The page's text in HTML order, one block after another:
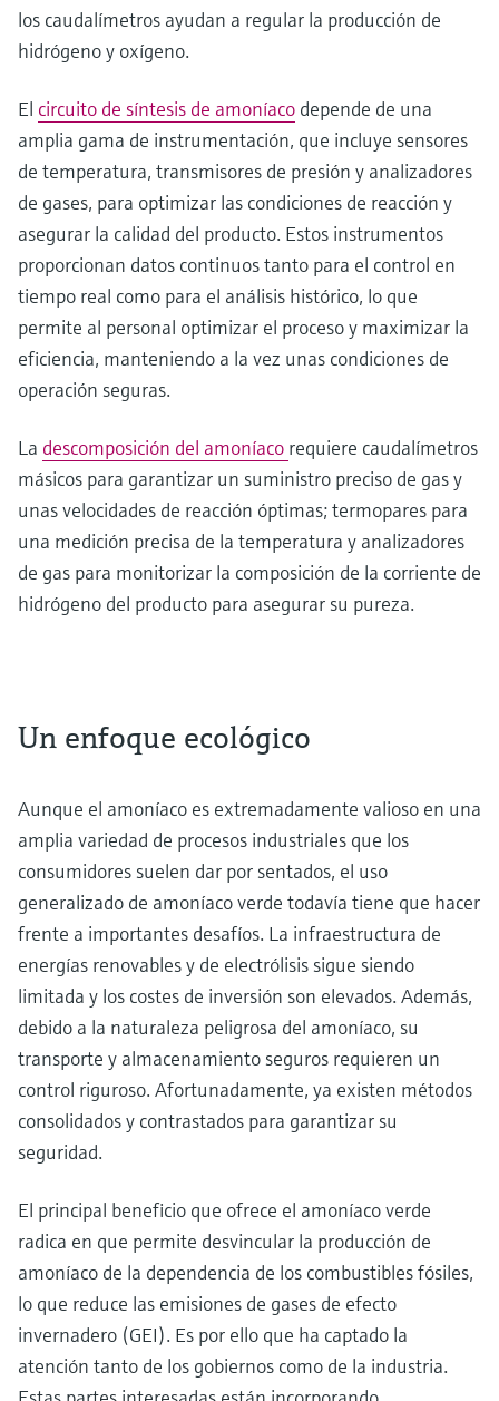
los caudalímetros ayudan a regular la producción de
hidrógeno y oxígeno.
El circuito de síntesis de amoníaco depende de una
amplia gama de instrumentación, que incluye sensores
de temperatura, transmisores de presión y analizadores
de gases, para optimizar las condiciones de reacción y
asegurar la calidad del producto. Estos instrumentos
proporcionan datos continuos tanto para el control en
tiempo real como para el análisis histórico, lo que
permite al personal optimizar el proceso y maximizar la
eficiencia, manteniendo a la vez unas condiciones de
operación seguras.
La descomposición del amoníaco requiere caudalímetros
másicos para garantizar un suministro preciso de gas y
unas velocidades de reacción óptimas; termopares para
una medición precisa de la temperatura y analizadores
de gas para monitorizar la composición de la corriente de
hidrógeno del producto para asegurar su pureza.
Un enfoque ecológico
Aunque el amoníaco es extremadamente valioso en una
amplia variedad de procesos industriales que los
consumidores suelen dar por sentados, el uso
generalizado de amoníaco verde todavía tiene que hacer
frente a importantes desafíos. La infraestructura de
energías renovables y de electrólisis sigue siendo
limitada y los costes de inversión son elevados. Además,
debido a la naturaleza peligrosa del amoníaco, su
transporte y almacenamiento seguros requieren un
control riguroso. Afortunadamente, ya existen métodos
consolidados y contrastados para garantizar su
seguridad.
El principal beneficio que ofrece el amoníaco verde
radica en que permite desvincular la producción de
amoníaco de la dependencia de los combustibles fósiles,
lo que reduce las emisiones de gases de efecto
invernadero (GEI). Es por ello que ha captado la
atención tanto de los gobiernos como de la industria.